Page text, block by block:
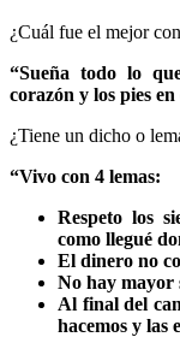
¿Cuál fue el mejor
“Sueña todo lo
corazón y los pies en
¿Tiene un dicho o
“Vivo con 4 lemas:
Respeto los
como llegué
El dinero no
No hay mayor
Al final del
hacemos y las